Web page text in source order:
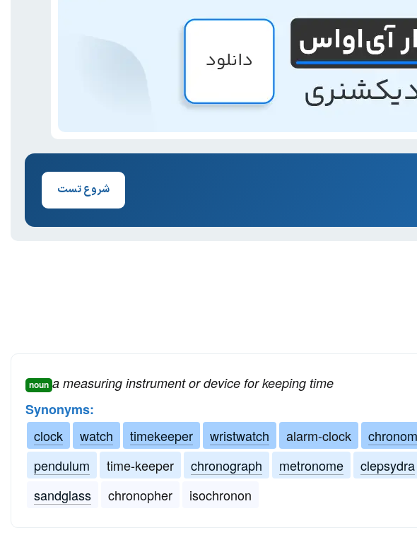
شروع تست
noun a measuring instrument or device for keeping time
Synonyms:
clock
watch timekeeper wristwatch alarm-clock
pendulum
time-keeper chronograph metronome clepsydra
sandglass
chronopher isochronon